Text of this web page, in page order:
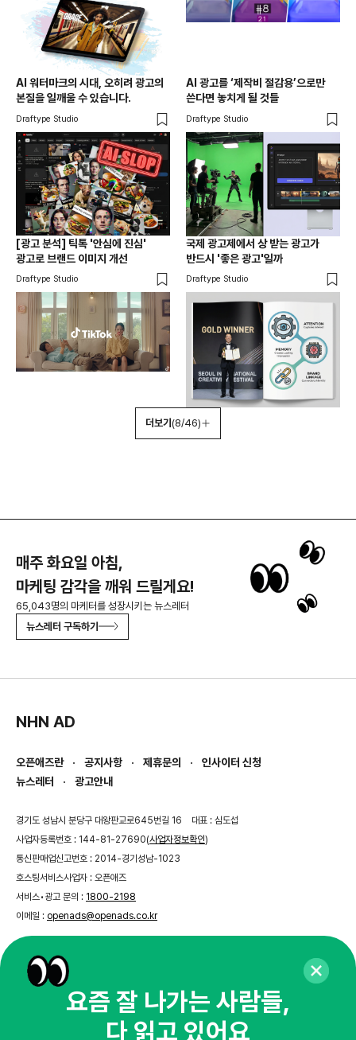
AI 워터마크의 시대, 오히려 광고의
본질을 일깨울 수 있습니다.
Draftype Studio
AI 광고를 ‘제작비 절감용’으로만
쓴다면 놓치게 될 것들
Draftype Studio
[광고 분석] 틱톡 '안심에 진심'
광고로 브랜드 이미지 개선
Draftype Studio
국제 광고제에서 상 받는 광고가
반드시 '좋은 광고'일까
Draftype Studio
더보기 (8/46)
매주 화요일 아침,
마케팅 감각을 깨워 드릴게요!
65,043명의 마케터를 성장시키는 뉴스레터
뉴스레터 구독하기
NHN AD
오픈애즈란 공지사항 제휴문의
인사이터 신청
뉴스레터
광고안내
경기도 성남시 분당구 대왕판교로645번길 16
대표 : 심도섭
사업자등록번호 : 144-81-27690(사업자정보확인)
통신판매업신고번호 : 2014-경기성남-1023
호스팅서비스사업자 : 오픈애즈
서비스•광고 문의 : 1800-2198
이메일 : openads@openads.co.kr
이용약관개인정보처리방침
threadkakaotalk
© NHN AD. All rights reserved.
요즘 잘 나가는 사람들,
다 읽고 있어요